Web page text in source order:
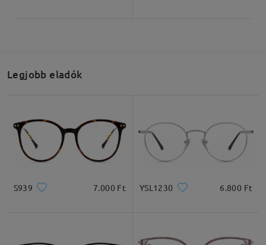
Legjobb eladók
S939 7.000 Ft YSL1230 6.800 Ft